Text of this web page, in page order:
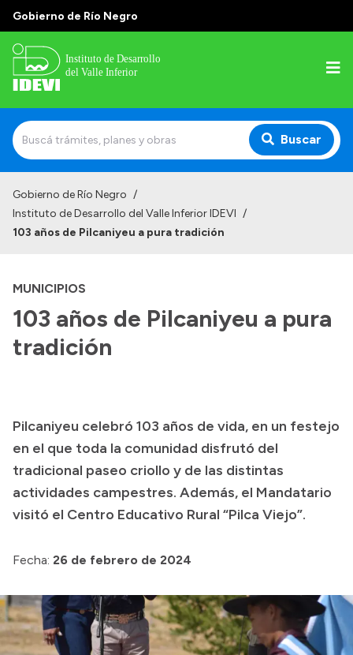
Gobierno de Río Negro
Buscar
Institucional
Autoridades y delegaciones
Normativa
Historia
Gobierno de Río Negro /
Instituto de Desarrollo del Valle Inferior IDEVI /
103 años de Pilcaniyeu a pura tradición
MUNICIPIOS
103 años de Pilcaniyeu a pura
tradición
Pilcaniyeu celebró 103 años de vida, en un festejo
en el que toda la comunidad disfrutó del
tradicional paseo criollo y de las distintas
actividades campestres. Además, el Mandatario
visitó el Centro Educativo Rural “Pilca Viejo”.
Fecha: 26 de febrero de 2024